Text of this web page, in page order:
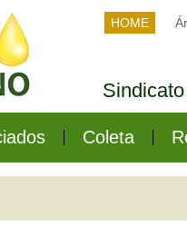
HOME
Coleta